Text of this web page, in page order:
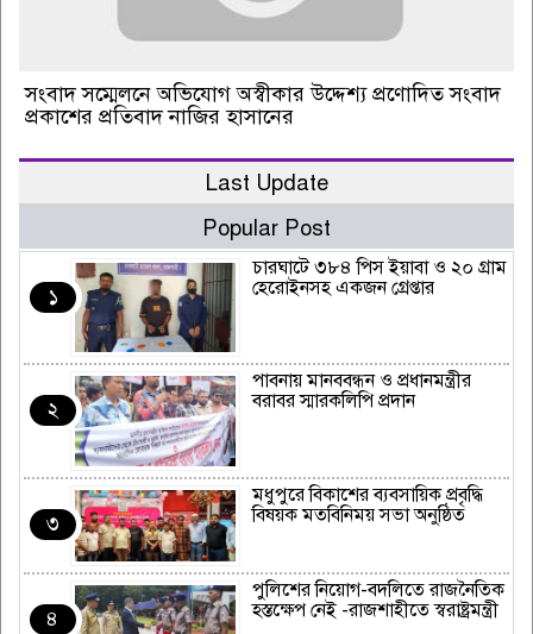
সংবাদ সম্মেলনে অভিযোগ অস্বীকার উদ্দেশ্য প্রণোদিত সংবাদ
প্রকাশের প্রতিবাদ নাজির হাসানের
Last Update
Popular Post
১
চারঘাটে ৩৮৪ পিস ইয়াবা ও ২০ গ্রাম
হেরোইনসহ একজন গ্রেপ্তার
২
পাবনায় মানববন্ধন ও প্রধানমন্ত্রীর
বরাবর স্মারকলিপি প্রদান
৩
মধুপুরে বিকাশের ব্যবসায়িক প্রবৃদ্ধি
বিষয়ক মতবিনিময় সভা অনুষ্ঠিত
৪
পুলিশের নিয়োগ-বদলিতে রাজনৈতিক
হস্তক্ষেপ নেই -রাজশাহীতে স্বরাষ্ট্রমন্ত্রী